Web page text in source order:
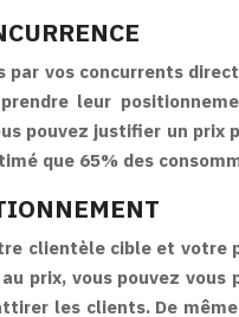
par vos concurrents
leur
pouvez justifier un
que 65% des
clientèle cible et
prix, vous pouvez
les clients. De